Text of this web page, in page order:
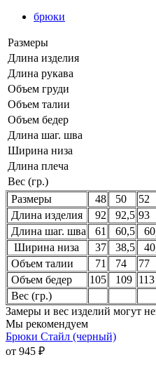
брюки
Размеры
Длина изделия
Длина рукава
Объем груди
Объем талии
Объем бедер
Длина шаг. шва
Ширина низа
Длина плеча
Вес (гр.)
Размеры
48 50 52
Длина изделия
92 92,5 93
Длина шаг. шва
61 60,5
Ширина низа
37 38,5
Объем талии
71 74 77
Объем бедер
105 109 113
Вес (гр.)
Замеры и вес изделий могут
Мы рекомендуем
Брюки Стайл (черный)
от 945 ₽